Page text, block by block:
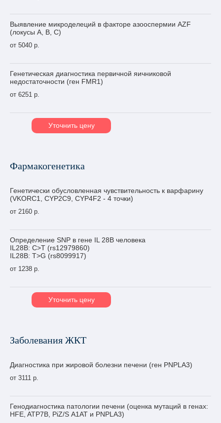
Выявление микроделеций в факторе азооспермии AZF
(локусы A, B, C)
от 5040 р.
Генетическая диагностика первичной яичниковой
недостаточности (ген FMR1)
от 6251 р.
Уточнить цену
Фармакогенетика
Генетически обусловленная чувствительность к варфарину
(VKORC1, CYP2C9, CYP4F2 - 4 точки)
от 2160 р.
Определение SNP в гене IL 28B человека
IL28B: C>T (rs12979860)
IL28B: T>G (rs8099917)
от 1238 р.
Уточнить цену
Заболевания ЖКТ
Диагностика при жировой болезни печени (ген PNPLA3)
от 3111 р.
Генодиагностика патологии печени (оценка мутаций в генах:
HFE, ATP7B, PiZ/S А1АТ и PNPLA3)